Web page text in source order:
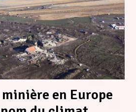
en Europe